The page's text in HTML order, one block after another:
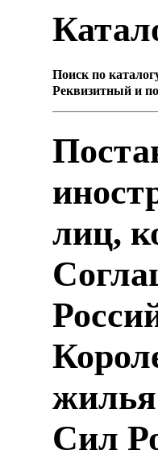
Поиск по
Реквизитный и
лиц,
Сил